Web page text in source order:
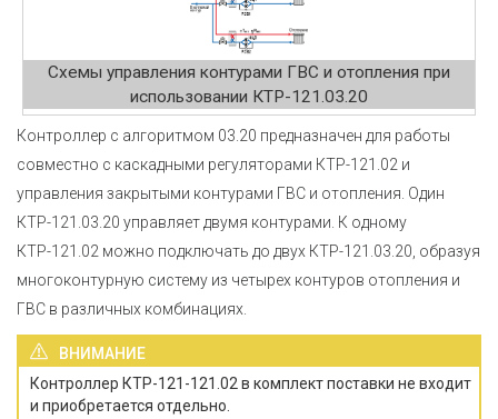
Схемы управления контурами ГВС и отопления при
использовании КТР-121.03.20
Контроллер с алгоритмом 03.20 предназначен для работы
совместно с каскадными регуляторами КТР-121.02 и
управления закрытыми контурами ГВС и отопления. Один
КТР-121.03.20 управляет двумя контурами. К одному
КТР-121.02 можно подключать до двух КТР-121.03.20, образуя
многоконтурную систему из четырех контуров отопления и
ГВС в различных комбинациях.
ВНИМАНИЕ
Контроллер КТР-121-121.02 в комплект поставки не входит
и приобретается отдельно.